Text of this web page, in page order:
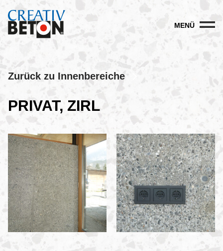
MENÜ
Zurück zu Innenbereiche
PRIVAT, ZIRL